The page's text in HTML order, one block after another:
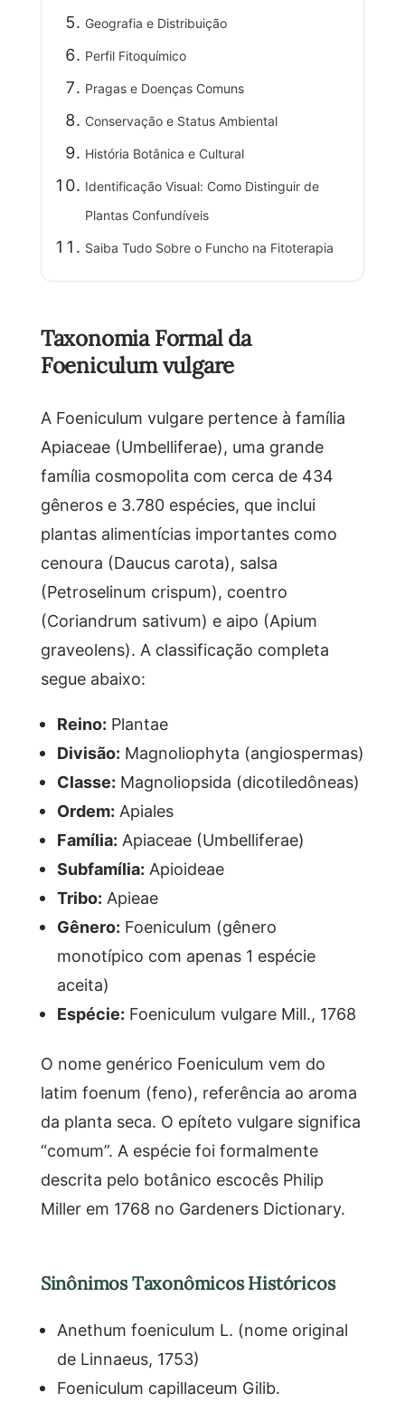
Geografia e Distribuição
Perfil Fitoquímico
Pragas e Doenças Comuns
Conservação e Status Ambiental
História Botânica e Cultural
Identificação Visual: Como Distinguir de
Plantas Confundíveis
Saiba Tudo Sobre o Funcho na Fitoterapia
Taxonomia Formal da
Foeniculum vulgare
A Foeniculum vulgare pertence à família
Apiaceae (Umbelliferae), uma grande
família cosmopolita com cerca de 434
gêneros e 3.780 espécies, que inclui
plantas alimentícias importantes como
cenoura (Daucus carota), salsa
(Petroselinum crispum), coentro
(Coriandrum sativum) e aipo (Apium
graveolens). A classificação completa
segue abaixo:
Reino: Plantae
Divisão: Magnoliophyta (angiospermas)
Classe: Magnoliopsida (dicotiledôneas)
Ordem: Apiales
Família: Apiaceae (Umbelliferae)
Subfamília: Apioideae
Tribo: Apieae
Gênero: Foeniculum (gênero
monotípico com apenas 1 espécie
aceita)
Espécie: Foeniculum vulgare Mill., 1768
O nome genérico Foeniculum vem do
latim foenum (feno), referência ao aroma
da planta seca. O epíteto vulgare significa
“comum”. A espécie foi formalmente
descrita pelo botânico escocês Philip
Miller em 1768 no Gardeners Dictionary.
Sinônimos Taxonômicos Históricos
Anethum foeniculum L. (nome original
de Linnaeus, 1753)
Foeniculum capillaceum Gilib.